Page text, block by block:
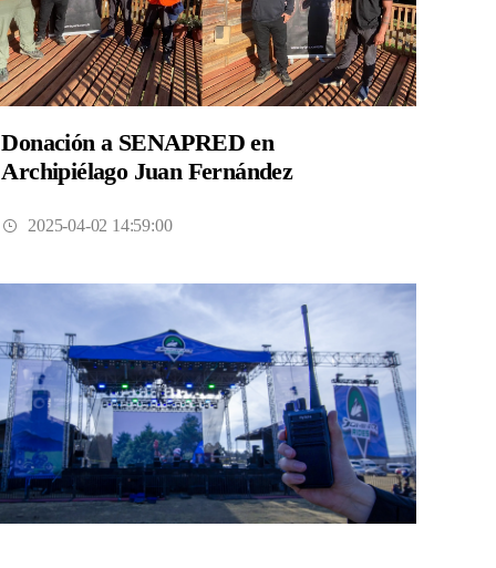
Donación a SENAPRED en
Archipiélago Juan Fernández
2025-04-02 14:59:00